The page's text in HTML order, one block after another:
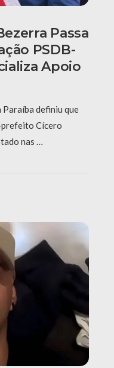
Passa
PSDB-
Apoio
Paraíba definiu que
Cícero
nas …